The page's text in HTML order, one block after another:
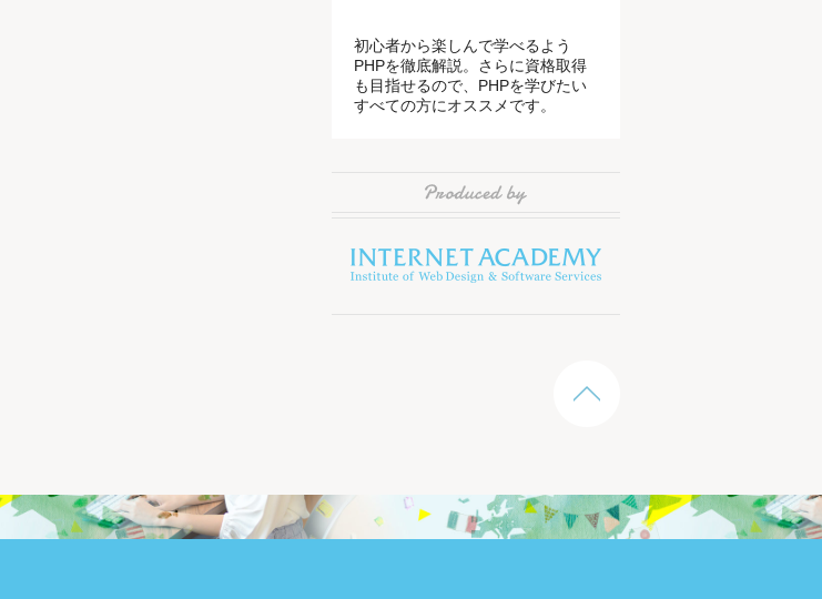
初心者から楽しんで学べるよう
PHPを徹底解説。さらに資格取得
も目指せるので、PHPを学びたい
すべての方にオススメです。